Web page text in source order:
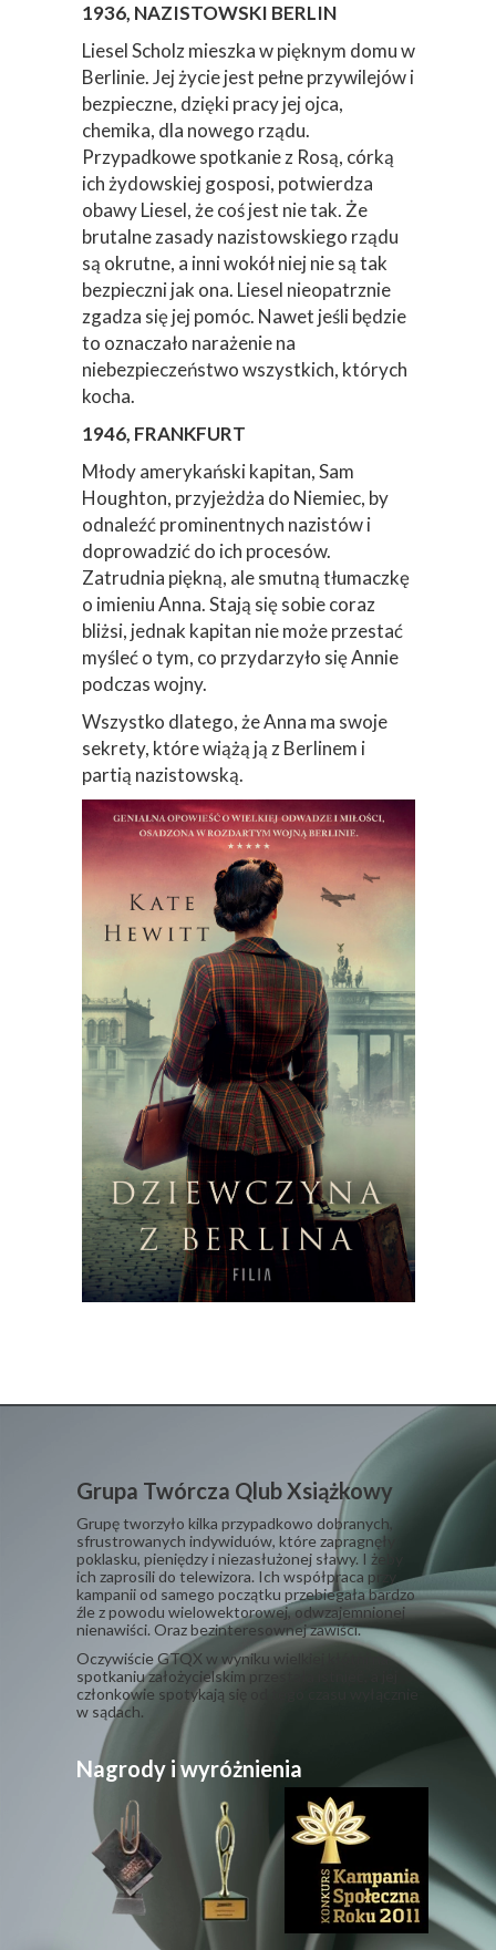
1936, NAZISTOWSKI BERLIN
Liesel Scholz mieszka w pięknym domu w
Berlinie. Jej życie jest pełne przywilejów i
bezpieczne, dzięki pracy jej ojca,
chemika, dla nowego rządu.
Przypadkowe spotkanie z Rosą, córką
ich żydowskiej gosposi, potwierdza
obawy Liesel, że coś jest nie tak. Że
brutalne zasady nazistowskiego rządu
są okrutne, a inni wokół niej nie są tak
bezpieczni jak ona. Liesel nieopatrznie
zgadza się jej pomóc. Nawet jeśli będzie
to oznaczało narażenie na
niebezpieczeństwo wszystkich, których
kocha.
1946, FRANKFURT
Młody amerykański kapitan, Sam
Houghton, przyjeżdża do Niemiec, by
odnaleźć prominentnych nazistów i
doprowadzić do ich procesów.
Zatrudnia piękną, ale smutną tłumaczkę
o imieniu Anna. Stają się sobie coraz
bliżsi, jednak kapitan nie może przestać
myśleć o tym, co przydarzyło się Annie
podczas wojny.
Wszystko dlatego, że Anna ma swoje
sekrety, które wiążą ją z Berlinem i
partią nazistowską.
Grupa Twórcza Qlub Xsiążkowy
Grupę tworzyło kilka przypadkowo dobranych,
sfrustrowanych indywiduów, które zapragnęły
poklasku, pieniędzy i niezasłużonej sławy. I żeby
ich zaprosili do telewizora. Ich współpraca przy
kampanii od samego początku przebiegała bardzo
źle z powodu wielowektorowej, odwzajemnionej
nienawiści. Oraz bezinteresownej zawiści.
​Oczywiście GTQX w wyniku wielkiej kłótni na
spotkaniu założycielskim przestała istnieć, a jej
członkowie spotykają się od tego czasu wyłącznie
w sądach.
Nagrody i wyróżnienia